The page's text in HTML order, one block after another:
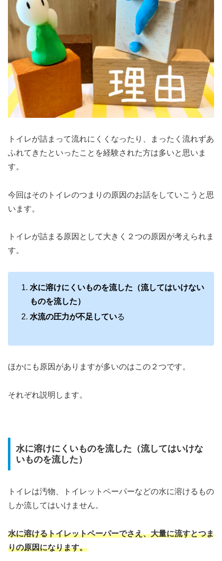
トイレが詰まって流れにくくなったり、まったく流れずあ
ふれてきたといったことを経験された方は多いと思いま
す。
今回はそのトイレのつまりの原因のお話をしていこうと思
います。
トイレが詰まる原因として大きく２つの原因が考えられま
す。
水に溶けにくいものを流した（流してはいけない
ものを流した）
水流の圧力が不足している
ほかにも原因がありますが多いのはこの２つです。
それぞれ説明します。
水に溶けにくいものを流した（流してはいけな
いものを流した）
トイレは汚物、トイレットペーパーなどの水に溶けるもの
しか流してはいけません。
水に溶けるトイレットペーパーでさえ、大量に流すとつま
りの原因になります。